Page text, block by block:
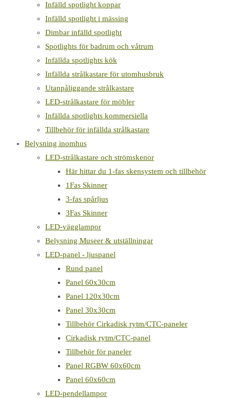
Infälld spotlight koppar
Infälld spotlight i mässing
Dimbar infälld spotlight
Spotlights för badrum och våtrum
Infällda spotlights kök
Infällda strålkastare för utomhusbruk
Utanpåliggande strålkastare
LED-strålkastare för möbler
Infällda spotlights kommersiella
Tillbehör för infällda strålkastare
Belysning inomhus
LED-strålkastare och strömskenor
Här hittar du 1-fas skensystem och tillbehör
1Fas Skinner
3-fas spårljus
3Fas Skinner
LED-vägglampor
Belysning Museer & utställningar
LED-panel - ljuspanel
Rund panel
Panel 60x30cm
Panel 120x30cm
Panel 30x30cm
Tillbehör Cirkadisk rytm/CTC-paneler
Cirkadisk rytm/CTC-panel
Tillbehör för paneler
Panel RGBW 60x60cm
Panel 60x60cm
LED-pendellampor